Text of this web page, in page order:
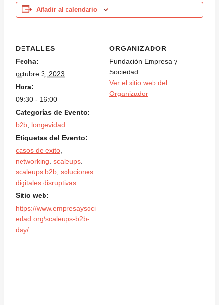
Añadir al calendario
DETALLES
Fecha:
octubre 3, 2023
Hora:
09:30 - 16:00
Categorías de Evento:
b2b longevidad
Etiquetas del Evento:
casos de exito
networking scaleups
scaleups b2b soluciones
digitales disruptivas
Sitio web:
https://www.empresaysoci
edad.org/scaleups-b2b-
day/
ORGANIZADOR
Fundación Empresa y
Sociedad
Ver el sitio web del
Organizador